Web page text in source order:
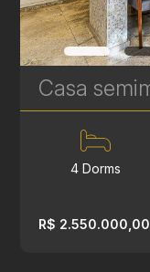
4 Dorms
R$ 2.550.000,00